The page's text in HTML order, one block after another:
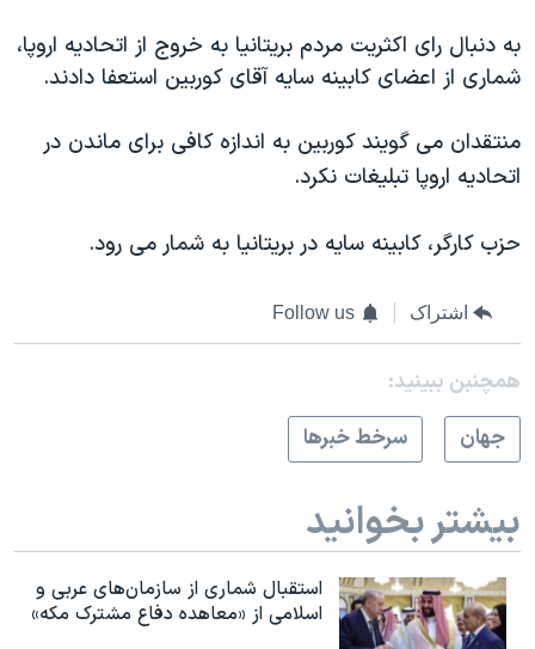
به دنبال رای اکثریت مردم بریتانیا به خروج از اتحادیه اروپا،
شماری از اعضای کابینه سایه آقای کوربین استعفا دادند.
منتقدان می گویند کوربین به اندازه کافی برای ماندن در
اتحادیه اروپا تبلیغات نکرد.
حزب کارگر، کابینه سایه در بریتانیا به شمار می رود.
اشتراک Follow us
همچنبن ببینید:
جهان
سرخط خبرها
بیشتر بخوانید
استقبال شماری از سازمان‌های عربی و
اسلامی از «معاهده دفاع مشترک مکه»